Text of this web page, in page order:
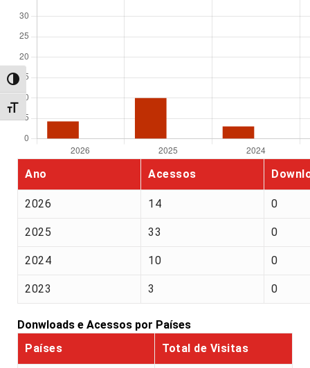
Alternar alto contraste
Alternar tamanho da fonte
Ano Acessos
2026 14 0
2025 33 0
2024 10 0
2023 3 0
Donwloads e Acessos por Países
Países
Total de Visitas